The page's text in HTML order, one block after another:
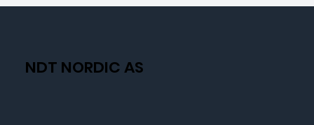
NDT NORDIC AS